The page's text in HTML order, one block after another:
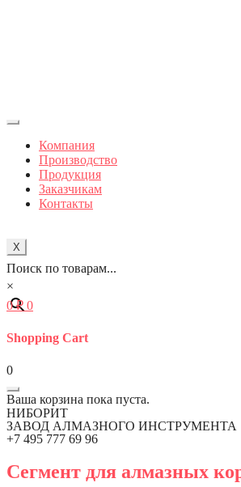
Компания
Производство
Продукция
Заказчикам
Контакты
X
Поиск по товарам...
×
0₽ 0
Shopping Cart
0
Ваша корзина пока пуста.
НИБОРИТ
ЗАВОД АЛМАЗНОГО ИНСТРУМЕНТА
+7 495 777 69 96
Сегмент для алмазных